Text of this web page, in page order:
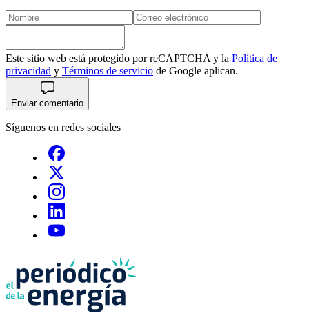
Este sitio web está protegido por reCAPTCHA y la Política de
privacidad y Términos de servicio de Google aplican.
Enviar comentario
Síguenos en redes sociales